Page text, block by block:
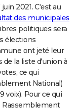
2021. C'est au
des municipales
politiques sera
élections
ont jeté leur
de la liste d'union à
ce qui
National)
voix). Pour ce qui
Rassemblement